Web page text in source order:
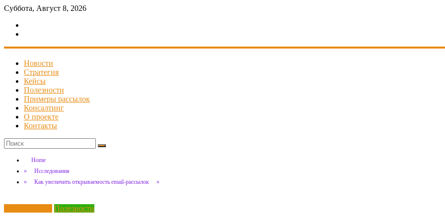
Суббота, Август 8, 2026
Новости
Стратегия
Кейсы
Полезности
Примеры рассылок
Консалтинг
О проекте
Контакты
Home
»
Исследования
»
Как увеличить открываемость email-рассылок »
Полезности